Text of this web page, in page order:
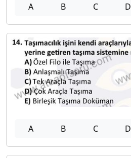
A B C D
A B C D